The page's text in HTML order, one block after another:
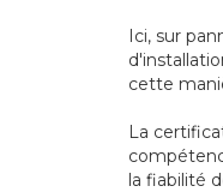
Ici, sur
cette
La
la fiabilité